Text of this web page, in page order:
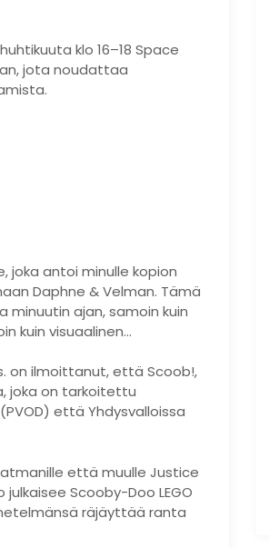
klo 16–18 Space
jota noudattaa
joka antoi minulle kopion
Daphne & Velman. Tämä
minuutin ajan, samoin kuin
kuin visuaalinen…
on ilmoittanut, että Scoob!,
joka on tarkoitettu
että Yhdysvalloissa
että muulle Justice
Scooby-Doo LEGO
räjäyttää ranta